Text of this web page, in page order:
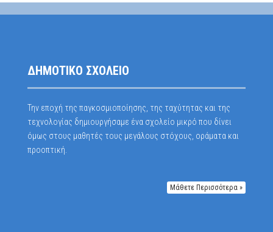
ΔΗΜΟΤΙΚΟ ΣΧΟΛΕΙΟ
Την εποχή της παγκοσμιοποίησης, της ταχύτητας και της
τεχνολογίας δημιουργήσαμε ένα σχολείο μικρό που δίνει
όμως στους μαθητές τους μεγάλους στόχους, οράματα και
προοπτική.
Μάθετε Περισσότερα »